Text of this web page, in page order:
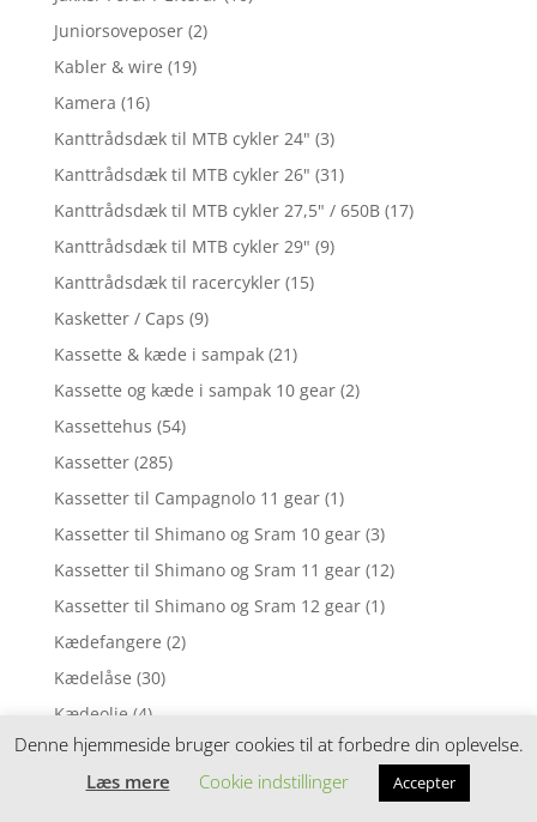
Juniorsoveposer (2)
Kabler & wire (19)
Kamera (16)
Kanttrådsdæk til MTB cykler 24" (3)
Kanttrådsdæk til MTB cykler 26" (31)
Kanttrådsdæk til MTB cykler 27,5" / 650B (17)
Kanttrådsdæk til MTB cykler 29" (9)
Kanttrådsdæk til racercykler (15)
Kasketter / Caps (9)
Kassette & kæde i sampak (21)
Kassette og kæde i sampak 10 gear (2)
Kassettehus (54)
Kassetter (285)
Kassetter til Campagnolo 11 gear (1)
Kassetter til Shimano og Sram 10 gear (3)
Kassetter til Shimano og Sram 11 gear (12)
Kassetter til Shimano og Sram 12 gear (1)
Kædefangere (2)
Kædelåse (30)
Kædeolie (4)
Kædeolie i drypflaske (17)
Kæder (101)
Denne hjemmeside bruger cookies til at forbedre din oplevelse.
Læs mere
Cookie indstillinger Accepter